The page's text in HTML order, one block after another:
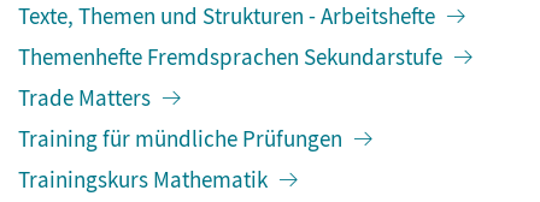
Texte, Themen und Strukturen - Arbeitshefte
Themenhefte Fremdsprachen Sekundarstufe
Trade Matters
Training für mündliche Prüfungen
Trainingskurs Mathematik